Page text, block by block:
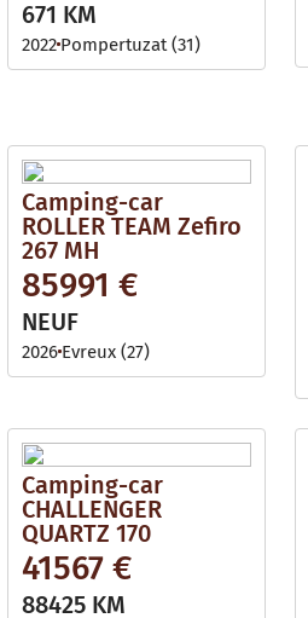
671 KM
2022 Pompertuzat (31)
Camping-car
ROLLER TEAM Zefiro
267 MH
85991 €
NEUF
2026 Evreux (27)
Camping-car
CHALLENGER
QUARTZ 170
41567 €
88425 KM